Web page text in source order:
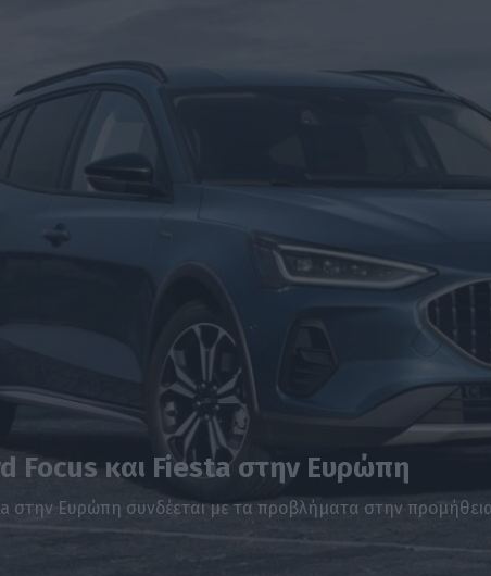
Focus και Fiesta στην Ευρώπη
στην Ευρώπη συνδέεται με τα προβλήματα στην